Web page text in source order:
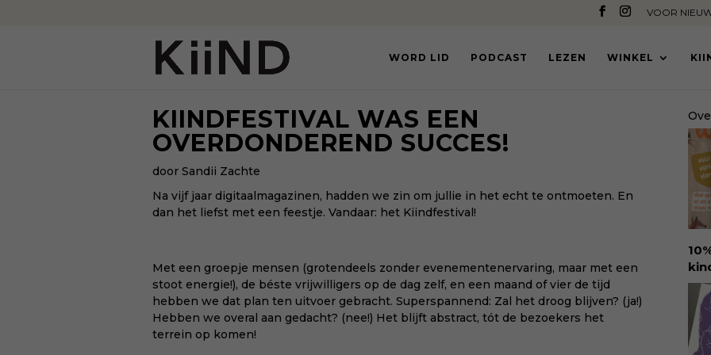
VOOR
WORD LID PODCAST LEZEN WINKEL
KIINDFESTIVAL WAS EEN
OVERDONDEREND SUCCES!
door Sandii Zachte
Na vijf jaar digitaalmagazinen, hadden we zin om jullie in het echt te ontmoeten. En
dan het liefst met een feestje. Vandaar: het Kiindfestival!
Met een groepje mensen (grotendeels zonder evenementenervaring, maar met een
stoot energie!), de béste vrijwilligers op de dag zelf, en een maand of vier de tijd
hebben we dat plan ten uitvoer gebracht. Superspannend: Zal het droog blijven? (ja!)
Hebben we overal aan gedacht? (nee!) Het blijft abstract, tót de bezoekers het
terrein op komen!